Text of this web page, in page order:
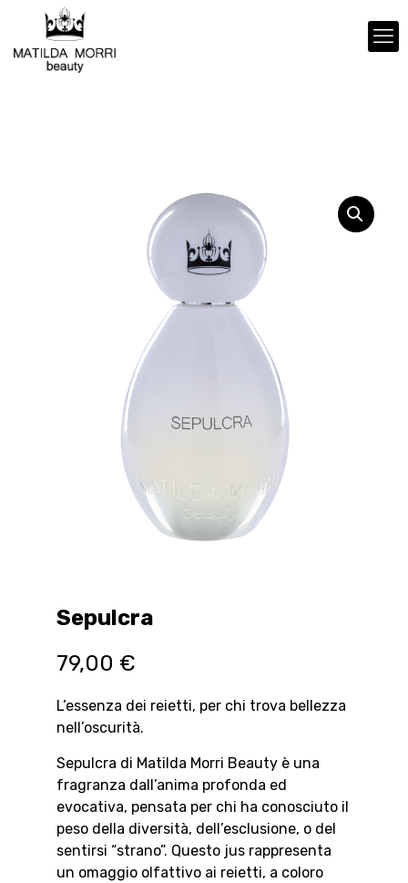
Sepulcra
79,00 €
L’essenza dei reietti, per chi trova bellezza
nell’oscurità.
Sepulcra di Matilda Morri Beauty è una
fragranza dall’anima profonda ed
evocativa, pensata per chi ha conosciuto il
peso della diversità, dell’esclusione, o del
sentirsi “strano”. Questo jus rappresenta
un omaggio olfattivo ai reietti, a coloro